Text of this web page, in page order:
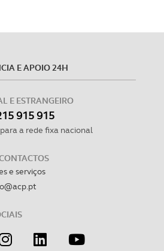
E APOIO 24H
E ESTRANGEIRO
915 915
a rede fixa nacional
e serviços